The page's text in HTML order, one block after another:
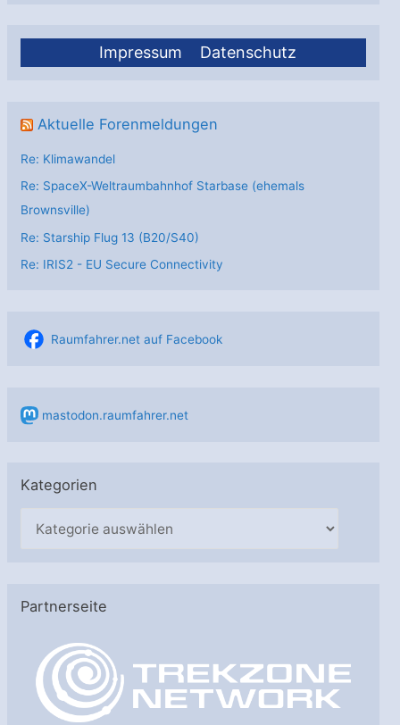
Impressum Datenschutz
Aktuelle Forenmeldungen
Re: Klimawandel
Re: SpaceX-Weltraumbahnhof Starbase (ehemals
Brownsville)
Re: Starship Flug 13 (B20/S40)
Re: IRIS2 - EU Secure Connectivity
Raumfahrer.net auf Facebook
mastodon.raumfahrer.net
Kategorien
g
Partnerseite